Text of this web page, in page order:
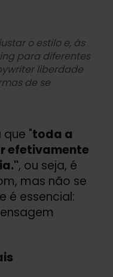
o estilo e, às
para diferentes
liberdade
de se
"toda a
efetivamente
, ou seja, é
mas não se
é essencial: